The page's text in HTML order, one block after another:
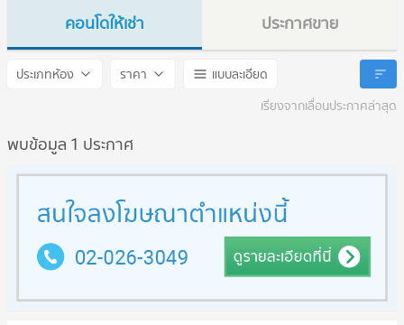
คอนโดให้เช่า
The Unite Condo Lumlukka - Kukot
ประกาศขาย
The Unite Condo
ประเภทห้อง ราคา
แบบละเอียด
เรียงจากเลื่อนประกาศล่าสุด
พบข้อมูล 1 ประกาศ